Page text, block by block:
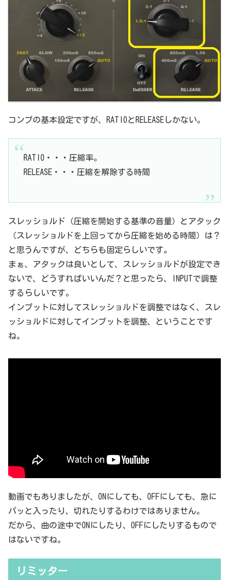
コンプの基本設定ですが、RATIOとRELEASEしかない。
RATIO・・・圧縮率。
RELEASE・・・圧縮を解除する時間
スレッショルド（圧縮を開始する基準の音量）とアタック
（スレッショルドを上回ってから圧縮を始める時間）は？
と思うんですが、どちらも固定らしいです。
まぁ、アタックは良いとして、スレッショルドが設定でき
ないで、どうすればいいんだ？と思ったら、INPUTで調整
するらしいです。
インプットに対してスレッショルドを調整ではなく、スレ
ッショルドに対してインプットを調整、ということです
ね。
動画でもありましたが、ONにしても、OFFにしても、急に
パッと入ったり、切れたりするわけではありません。
だから、曲の途中でONにしたり、OFFにしたりするもので
はないですね。
リミッター